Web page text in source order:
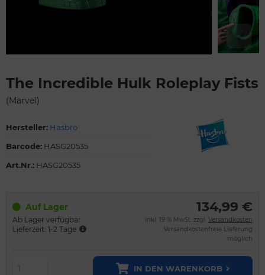
The Incredible Hulk Roleplay Fists
(Marvel)
Hersteller: Hasbro
Barcode: HASG20535
Art.Nr.: HASG20535
Auf Lager
Ab Lager verfügbar
Lieferzeit: 1-2 Tage
134,99 €
inkl. 19 % MwSt. zzgl. Versandkosten
Versandkostenfreie Lieferung
möglich
IN DEN WARENKORB